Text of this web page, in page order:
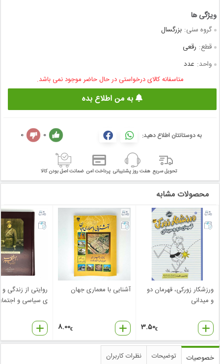
گروه سنی: بزرگسال
قطع: رقعی
واحد: عدد
متاسفانه کالای درخواستی در حال حاضر موجود نمی باشد.
به من اطلاع بده
به دوستانتان اطلاع دهید: 0
0
تحویل سریع هفت روز پشتیبانی پرداخت امن ضمانت اصل بودن کالا
محصولات مشابه
ورزشکار زورکی، قهرمان دو
و میدانی
3.50€
آشنایی با معماری جهان
8.00€
روایتی از زندگی و
ی سیاسی و
خصوصیات توضیحات نظرات کاربران